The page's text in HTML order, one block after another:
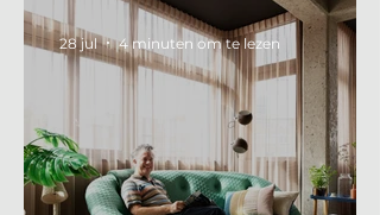
28 jul 4 minuten om te lezen